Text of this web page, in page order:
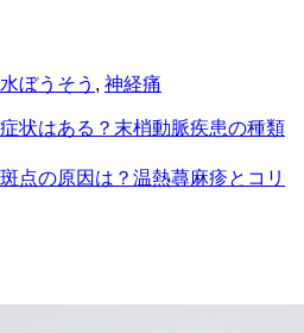
水ぼうそう , 神経痛
状はある？末梢動脈疾患の種類
点の原因は？温熱蕁麻疹とコリ